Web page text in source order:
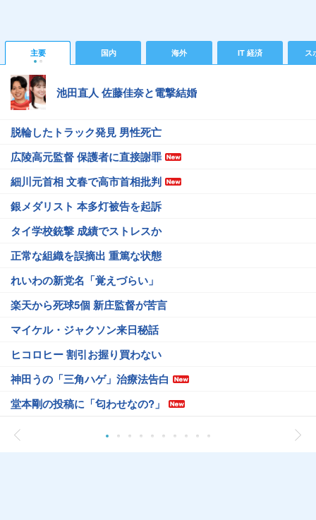
主要 国内 海外 IT 経済 ス
池田直人 佐藤佳奈と電撃結婚
脱輪したトラック発見 男性死亡
広陵高元監督 保護者に直接謝罪
細川元首相 文春で高市首相批判
銀メダリスト 本多灯被告を起訴
タイ学校銃撃 成績でストレスか
正常な組織を誤摘出 重篤な状態
れいわの新党名「覚えづらい」
楽天から死球5個 新庄監督が苦言
マイケル・ジャクソン来日秘話
ヒコロヒー 割引お握り買わない
神田うの「三角ハゲ」治療法告白
堂本剛の投稿に「匂わせなの?」